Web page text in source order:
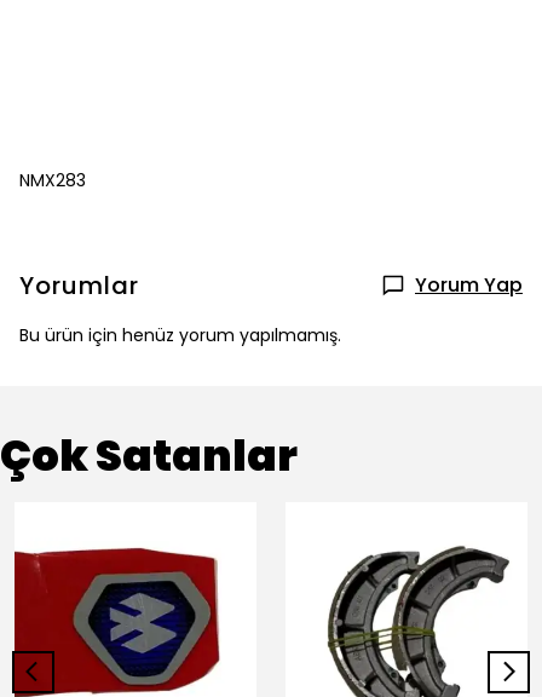
NMX283
Yorumlar Yorum Yap
Bu ürün için henüz yorum yapılmamış.
Çok Satanlar